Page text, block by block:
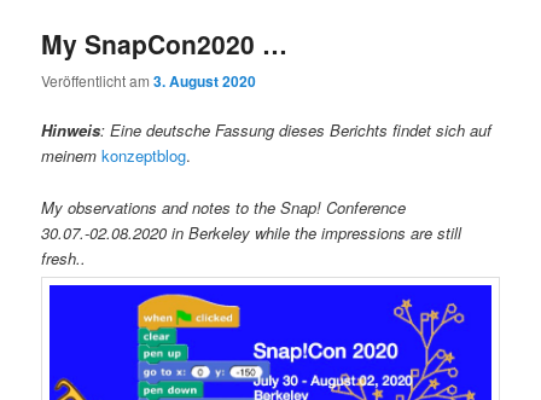
My SnapCon2020 …
Veröffentlicht am3. August 2020
Hinweis: Eine deutsche Fassung dieses Berichts findet sich auf
meinem konzeptblog.
My observations and notes to the Snap! Conference
30.07.-02.08.2020 in Berkeley while the impressions are still
fresh..